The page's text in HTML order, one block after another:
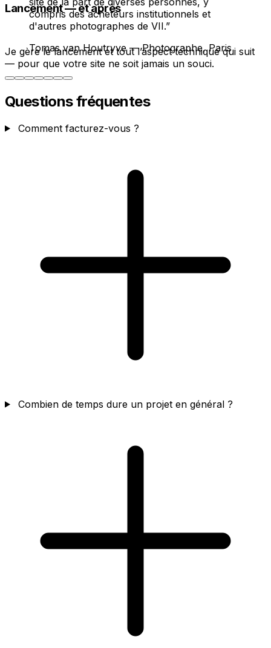
Lancement — et après
Je gère le lancement et tout l’aspect technique qui suit
— pour que votre site ne soit jamais un souci.
Ian Boswell — Cycliste professionnel,
Vermont
Questions fréquentes
Comment facturez-vous ?
Combien de temps dure un projet en général ?